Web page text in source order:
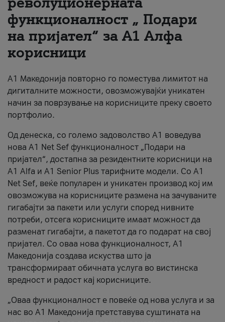
За нас
#ПодобарОнлајн
функционалност „ Подари
на пријател“ за А1 Алфа
корисници
А1 Македонија повторно го поместува лимитот на
дигиталните можности, овозможувајќи уникатен
начин за поврзување на корисниците преку своето
портфолио.
Од денеска, со големо задоволство А1 воведува
нова A1 Net Sef функционалност „Подари на
пријател“, достапна за резидентните корисници на
А1 Alfa и A1 Senior Plus тарифните модели. Со A1
Net Sef, веќе популарен и уникатен производ кој им
овозможува на корисниците размена на зачуваните
гигабајти за пакети или услуги според нивните
потреби, отсега корисниците имаат можност да
разменат гигабајти, а пакетот да го подарат на свој
пријател. Со оваа нова функционалност, А1
Македонија создава искуства што ја
трансформираат обичната услуга во вистинска
вредност и радост кај корисниците.
„Оваа функционалност е повеќе од нова услуга и за
нас во А1 Македонија претставува суштината на